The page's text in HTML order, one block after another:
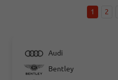
1 2
Audi
Bentley